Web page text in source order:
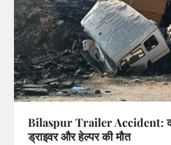
Bilaspur Trailer Accident:
ड्राइवर और हेल्पर की मौत